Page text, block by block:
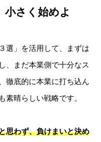
さく始めよ
選」を活用して、まずは
、まだ本業側で十分なス
徹底的に本業に打ち込ん
晴らしい戦略です。
思わず、負けまいと決め